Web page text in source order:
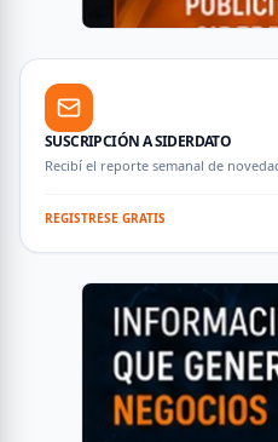
SUSCRIPCIÓN A SIDERDATO
Recibí el reporte semanal de
REGISTRESE GRATIS